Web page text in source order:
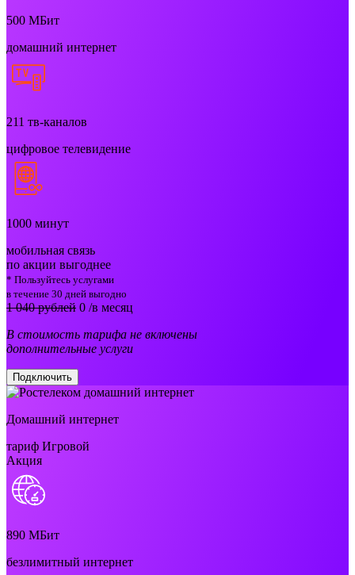
500 МБит
домашний интернет
211 тв-каналов
цифровое телевидение
1000 минут
мобильная связь
по акции выгоднее
* Пользуйтесь услугами
в течение 30 дней выгодно
1 040 рублей 0 /в месяц
В стоимость тарифа не включены
дополнительные услуги
Подключить
Домашний интернет
тариф Игровой
Акция
890 МБит
безлимитный интернет